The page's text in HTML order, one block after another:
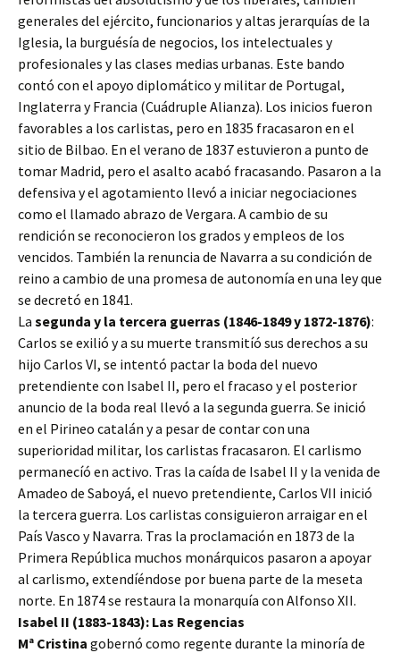
generales del ejército, funcionarios y altas jerarquías de la
Iglesia, la burguésía de negocios, los intelectuales y
profesionales y las clases medias urbanas. Este bando
contó con el apoyo diplomático y militar de Portugal,
Inglaterra y Francia (Cuádruple Alianza). Los inicios fueron
favorables a los carlistas, pero en 1835 fracasaron en el
sitio de Bilbao. En el verano de 1837 estuvieron a punto de
tomar Madrid, pero el asalto acabó fracasando. Pasaron a la
defensiva y el agotamiento llevó a iniciar negociaciones
como el llamado abrazo de Vergara. A cambio de su
rendición se reconocieron los grados y empleos de los
vencidos. También la renuncia de Navarra a su condición de
reino a cambio de una promesa de autonomía en una ley que
se decretó en 1841.
La segunda y la tercera guerras (1846-1849 y 1872-1876):
Carlos se exilió y a su muerte transmitíó sus derechos a su
hijo Carlos VI, se intentó pactar la boda del nuevo
pretendiente con Isabel II, pero el fracaso y el posterior
anuncio de la boda real llevó a la segunda guerra. Se inició
en el Pirineo catalán y a pesar de contar con una
superioridad militar, los carlistas fracasaron. El carlismo
permanecíó en activo. Tras la caída de Isabel II y la venida de
Amadeo de Saboyá, el nuevo pretendiente, Carlos VII inició
la tercera guerra. Los carlistas consiguieron arraigar en el
País Vasco y Navarra. Tras la proclamación en 1873 de la
Primera República muchos monárquicos pasaron a apoyar
al carlismo, extendíéndose por buena parte de la meseta
norte. En 1874 se restaura la monarquía con Alfonso XII.
Isabel II (1883-1843): Las Regencias
Mª Cristina gobernó como regente durante la minoría de